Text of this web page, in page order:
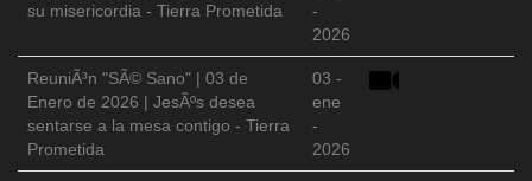
su misericordia - Tierra Prometida
-
2026
ReuniÃ³n "SÃ© Sano" | 03 de
Enero de 2026 | JesÃºs desea
sentarse a la mesa contigo - Tierra
Prometida
03 -
ene
-
2026